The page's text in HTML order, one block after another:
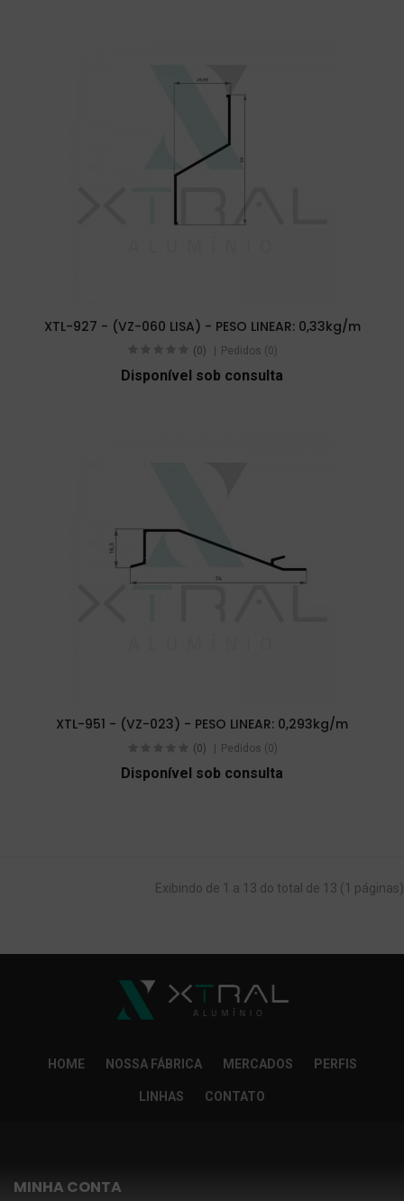
XTL-927 - (VZ-060 LISA) - PESO LINEAR: 0,33kg/m
(0) Pedidos (0)
Disponível sob consulta
XTL-951 - (VZ-023) - PESO LINEAR: 0,293kg/m
(0) Pedidos (0)
Disponível sob consulta
Exibindo de 1 a 13 do total de 13 (1 páginas)
HOME NOSSA FÁBRICA MERCADOS PERFIS
LINHAS CONTATO
MINHA CONTA